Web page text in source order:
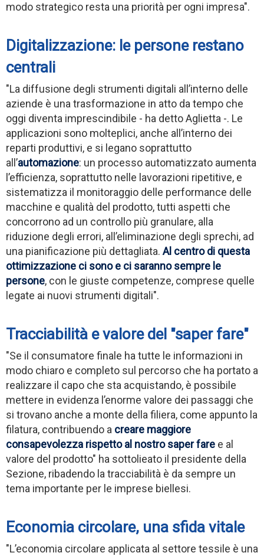
modo strategico resta una priorità per ogni impresa".
Digitalizzazione: le persone restano
centrali
"La diffusione degli strumenti digitali all’interno delle
aziende è una trasformazione in atto da tempo che
oggi diventa imprescindibile - ha detto Aglietta -. Le
applicazioni sono molteplici, anche all’interno dei
reparti produttivi, e si legano soprattutto
all’automazione: un processo automatizzato aumenta
l’efficienza, soprattutto nelle lavorazioni ripetitive, e
sistematizza il monitoraggio delle performance delle
macchine e qualità del prodotto, tutti aspetti che
concorrono ad un controllo più granulare, alla
riduzione degli errori, all’eliminazione degli sprechi, ad
una pianificazione più dettagliata. Al centro di questa
ottimizzazione ci sono e ci saranno sempre le
persone, con le giuste competenze, comprese quelle
legate ai nuovi strumenti digitali".
Tracciabilità e valore del "saper fare"
"Se il consumatore finale ha tutte le informazioni in
modo chiaro e completo sul percorso che ha portato a
realizzare il capo che sta acquistando, è possibile
mettere in evidenza l’enorme valore dei passaggi che
si trovano anche a monte della filiera, come appunto la
filatura, contribuendo a creare maggiore
consapevolezza rispetto al nostro saper fare e al
valore del prodotto" ha sottolieato il presidente della
Sezione, ribadendo la tracciabilità è da sempre un
tema importante per le imprese biellesi.
Economia circolare, una sfida vitale
"L’economia circolare applicata al settore tessile è una